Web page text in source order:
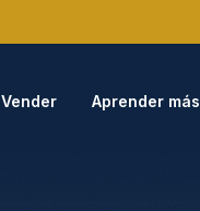
Vender Aprender más